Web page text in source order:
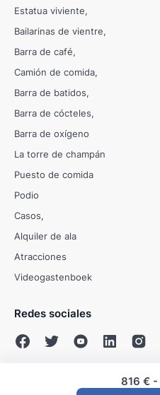
816 € -
Estatua viviente
Bailarinas de vientre
Barra de café
Camión de comida
Barra de batidos
Barra de cócteles
Barra de oxígeno
La torre de champán
Puesto de comida
Podio
Casos
Alquiler de ala
Atracciones
Videogastenboek
Redes sociales